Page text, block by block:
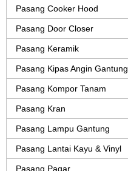
Pasang Cooker Hood
Pasang Door Closer
Pasang Keramik
Pasang Kipas Angin Gantung
Pasang Kompor Tanam
Pasang Kran
Pasang Lampu Gantung
Pasang Lantai Kayu & Vinyl
Pasang Pagar